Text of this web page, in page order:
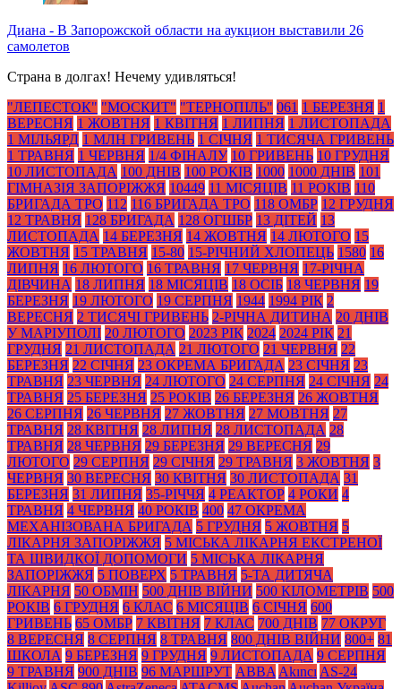
Диана - В Запорожской области на аукцион выставили 26
самолетов
Страна в долгах! Нечему удивляться!
"ЛЕПЕСТОК" "МОСКИТ" "ТЕРНОПІЛЬ" 061 1 БЕРЕЗНЯ 1
ВЕРЕСНЯ 1 ЖОВТНЯ 1 КВІТНЯ 1 ЛИПНЯ 1 ЛИСТОПАДА
1 МІЛЬЯРД 1 МЛН ГРИВЕНЬ 1 СІЧНЯ 1 ТИСЯЧА ГРИВЕНЬ
1 ТРАВНЯ 1 ЧЕРВНЯ 1/4 ФІНАЛУ 10 ГРИВЕНЬ 10 ГРУДНЯ
10 ЛИСТОПАДА 100 ДНІВ 100 РОКІВ 1000 1000 ДНІВ 101
ГІМНАЗІЯ ЗАПОРІЖЖЯ 10449 11 МІСЯЦІВ 11 РОКІВ 110
БРИГАДА ТРО 112 116 БРИГАДА ТРО 118 ОМБР 12 ГРУДНЯ
12 ТРАВНЯ 128 БРИГАДА 128 ОГШБР 13 ДІТЕЙ 13
ЛИСТОПАДА 14 БЕРЕЗНЯ 14 ЖОВТНЯ 14 ЛЮТОГО 15
ЖОВТНЯ 15 ТРАВНЯ 15-80 15-РІЧНИЙ ХЛОПЕЦЬ 1580 16
ЛИПНЯ 16 ЛЮТОГО 16 ТРАВНЯ 17 ЧЕРВНЯ 17-РІЧНА
ДІВЧИНА 18 ЛИПНЯ 18 МІСЯЦІВ 18 ОСІБ 18 ЧЕРВНЯ 19
БЕРЕЗНЯ 19 ЛЮТОГО 19 СЕРПНЯ 1944 1994 РІК 2
ВЕРЕСНЯ 2 ТИСЯЧІ ГРИВЕНЬ 2-РІЧНА ДИТИНА 20 ДНІВ
У МАРІУПОЛІ 20 ЛЮТОГО 2023 РІК 2024 2024 РІК 21
ГРУДНЯ 21 ЛИСТОПАДА 21 ЛЮТОГО 21 ЧЕРВНЯ 22
БЕРЕЗНЯ 22 СІЧНЯ 23 ОКРЕМА БРИГАДА 23 СІЧНЯ 23
ТРАВНЯ 23 ЧЕРВНЯ 24 ЛЮТОГО 24 СЕРПНЯ 24 СІЧНЯ 24
ТРАВНЯ 25 БЕРЕЗНЯ 25 РОКІВ 26 БЕРЕЗНЯ 26 ЖОВТНЯ
26 СЕРПНЯ 26 ЧЕРВНЯ 27 ЖОВТНЯ 27 МОВТНЯ 27
ТРАВНЯ 28 КВІТНЯ 28 ЛИПНЯ 28 ЛИСТОПАДА 28
ТРАВНЯ 28 ЧЕРВНЯ 29 БЕРЕЗНЯ 29 ВЕРЕСНЯ 29
ЛЮТОГО 29 СЕРПНЯ 29 СІЧНЯ 29 ТРАВНЯ 3 ЖОВТНЯ 3
ЧЕРВНЯ 30 ВЕРЕСНЯ 30 КВІТНЯ 30 ЛИСТОПАДА 31
БЕРЕЗНЯ 31 ЛИПНЯ 35-РІЧЧЯ 4 РЕАКТОР 4 РОКИ 4
ТРАВНЯ 4 ЧЕРВНЯ 40 РОКІВ 400 47 ОКРЕМА
МЕХАНІЗОВАНА БРИГАДА 5 ГРУДНЯ 5 ЖОВТНЯ 5
ЛІКАРНЯ ЗАПОРІЖЖЯ 5 МІСЬКА ЛІКАРНЯ ЕКСТРЕНОЇ
ТА ШВИДКОЇ ДОПОМОГИ 5 МІСЬКА ЛІКАРНЯ
ЗАПОРІЖЖЯ 5 ПОВЕРХ 5 ТРАВНЯ 5-ТА ДИТЯЧА
ЛІКАРНЯ 50 ОБМІН 500 ДНІВ ВІЙНИ 500 КІЛОМЕТРІВ 500
РОКІВ 6 ГРУДНЯ 6 КЛАС 6 МІСЯЦІВ 6 СІЧНЯ 600
ГРИВЕНЬ 65 ОМБР 7 КВІТНЯ 7 КЛАС 700 ДНІВ 77 ОКРУГ
8 ВЕРЕСНЯ 8 СЕРПНЯ 8 ТРАВНЯ 800 ДНІВ ВІЙНИ 800+ 81
ШКОЛА 9 БЕРЕЗНЯ 9 ГРУДНЯ 9 ЛИСТОПАДА 9 СЕРПНЯ
9 ТРАВНЯ 900 ДНІВ 96 МАРШРУТ ABBA Akıncı AS-24